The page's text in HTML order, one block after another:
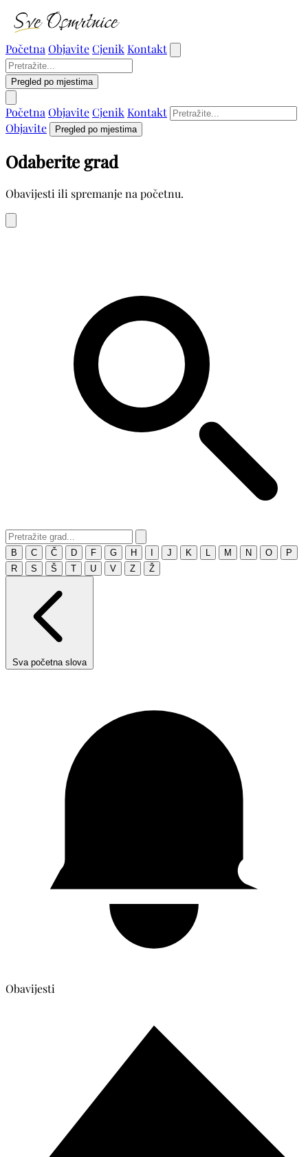
Početna ObjaviteCjenik Kontakt
Pregled po mjestima
Početna ObjaviteCjenik Kontakt
Objavite
Pregled po mjestima
Odaberite grad
Obavijesti ili spremanje na početnu.
B C Č D F G H J K M N O
P
R
S Š T U V Z Ž
Sva početna slova
Obavijesti